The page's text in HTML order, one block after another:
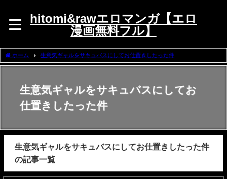
hitomi&rawエロマンガ【エロ
漫画無料フル】
ホーム 生意気ギャルをサキュバスにしてお仕置きしたった件
生意気ギャルをサキュバスにしてお
仕置きしたった件
生意気ギャルをサキュバスにしてお仕置きしたった件
の記事一覧